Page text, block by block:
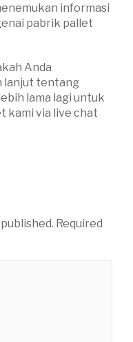
informasi
pabrik pallet
Anda
lanjut tentang
lama lagi untuk
kami via live chat
Required